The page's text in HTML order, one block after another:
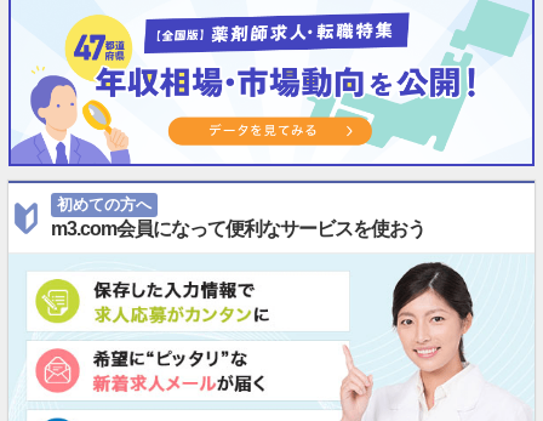
初めての方へ
m3.com会員になって便利なサービスを使おう